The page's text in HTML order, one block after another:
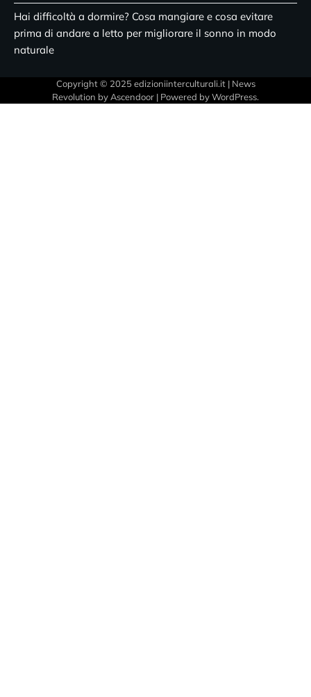
Hai difficoltà a dormire? Cosa mangiare e cosa evitare
prima di andare a letto per migliorare il sonno in modo
naturale
Copyright © 2025 edizioniinterculturali.it | News
Revolution by Ascendoor | Powered byWordPress.